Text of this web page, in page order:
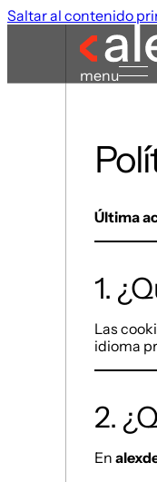
Saltar al contenido
menu
Última
1.
Las
idioma
2.
En